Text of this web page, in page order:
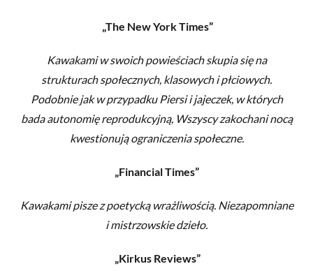
„The New York Times”
Kawakami w swoich powieściach skupia się na
strukturach społecznych, klasowych i płciowych.
Podobnie jak w przypadku Piersi i jajeczek, w których
bada autonomię reprodukcyjną, Wszyscy zakochani nocą
kwestionują ograniczenia społeczne.
„Financial Times”
Kawakami pisze z poetycką wrażliwością. Niezapomniane
i mistrzowskie dzieło.
„Kirkus Reviews”